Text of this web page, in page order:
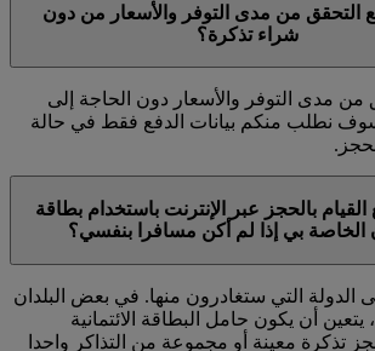
التحقق من مدى التوفر والأسعار من دون
شراء تذكرة؟
من مدى التوفر والأسعار دون الحاجة إلى
نطلب منكم بيانات الدفع فقط في حالة
بالحجز عبر الإنترنت باستخدام بطاقة
الخاصة بي إذا لم أكن مسافرا بنفسي؟
الدولة التي ستغادرون منها. في بعض البلدان
يتعين أن يكون حامل البطاقة الائتمانية
تذكرة معينة أو مجموعة من التذاكر واحدا